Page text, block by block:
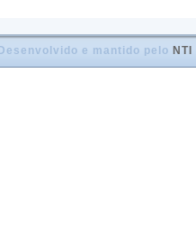
e mantido pelo NTI